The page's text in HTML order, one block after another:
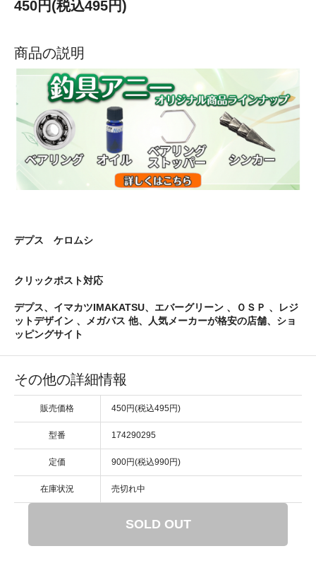
450円(税込495円)
商品の説明
デプス ケロムシ
クリックポスト対応
デプス、イマカツIMAKATSU、エバーグリーン 、ＯＳＰ 、レジ
ットデザイン 、メガバス 他、人気メーカーが格安の店舗、ショ
ッピングサイト
その他の詳細情報
販売価格 450円(税込495円)
型番 174290295
定価 900円(税込990円)
在庫状況 売切れ中
SOLD OUT